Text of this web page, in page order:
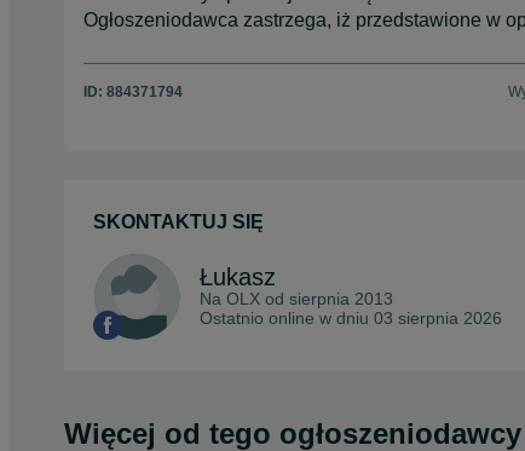
Ogłoszeniodawca zastrzega, iż przedstawione w
ID: 884371794
SKONTAKTUJ SIĘ
Łukasz
Na OLX od sierpnia 2013
Ostatnio online w dniu 03 sierpnia 2026
Więcej od tego ogłoszeniodawcy